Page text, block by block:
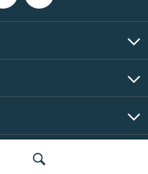
| Все права защищены.